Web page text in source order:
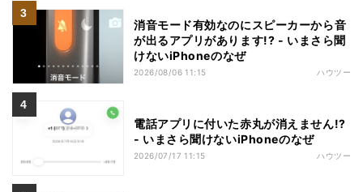
消音モード有効なのにスピーカーから音
が出るアプリがあります!? - いまさら聞
けないiPhoneのなぜ
2026/08/06 11:15 ハウツー
電話アプリに付いた赤丸が消えません!?
- いまさら聞けないiPhoneのなぜ
2026/07/17 11:15 ハウツー